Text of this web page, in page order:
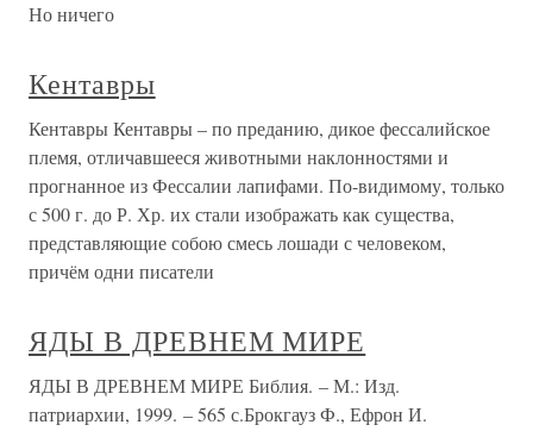
Но ничего
Кентавры
Кентавры Кентавры – по преданию, дикое фессалийское
племя, отличавшееся животными наклонностями и
прогнанное из Фессалии лапифами. По-видимому, только
с 500 г. до Р. Хр. их стали изображать как существа,
представляющие собою смесь лошади с человеком,
причём одни писатели
ЯДЫ В ДРЕВНЕМ МИРЕ
ЯДЫ В ДРЕВНЕМ МИРЕ Библия. – М.: Изд.
патриархии, 1999. – 565 с.Брокгауз Ф., Ефрон И.